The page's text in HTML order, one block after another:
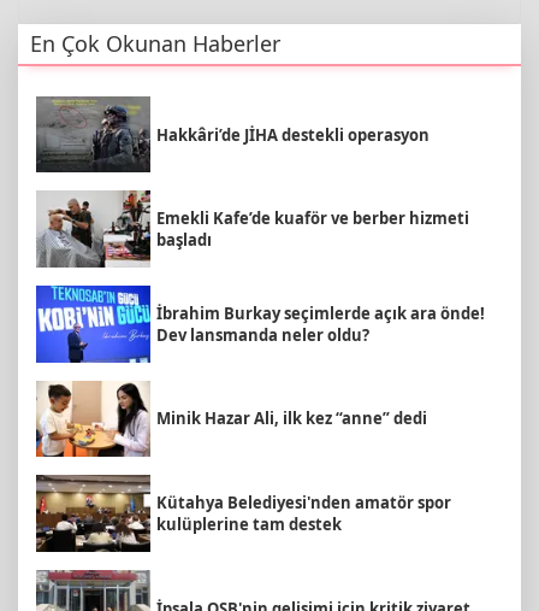
En Çok Okunan Haberler
Hakkâri’de JİHA destekli operasyon
Emekli Kafe’de kuaför ve berber hizmeti
başladı
İbrahim Burkay seçimlerde açık ara önde!
Dev lansmanda neler oldu?
Minik Hazar Ali, ilk kez “anne” dedi
Kütahya Belediyesi'nden amatör spor
kulüplerine tam destek